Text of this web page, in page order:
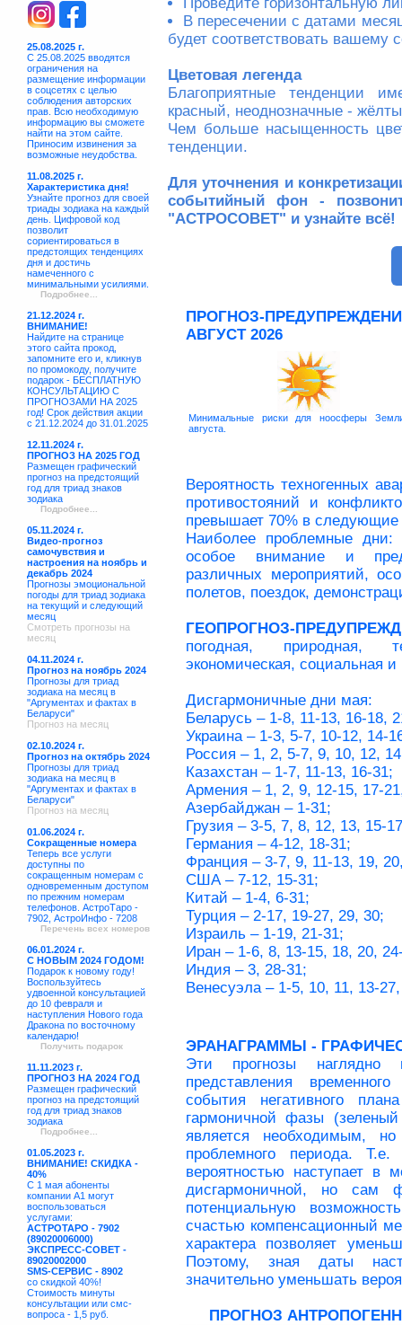
25.08.2025 г.
С 25.08.2025 вводятся
ограничения на
размещение информации
в соцсетях с целью
соблюдения авторских
прав. Всю необходимую
информацию вы сможете
найти на этом сайте.
Приносим извинения за
возможные неудобства.
11.08.2025 г.
Характеристика дня!
Узнайте прогноз для своей
триады зодиака на каждый
день. Цифровой код
позволит
сориентироваться в
предстоящих тенденциях
дня и достичь
намеченного с
минимальными усилиями.
Подробнее...
21.12.2024 г.
ВНИМАНИЕ!
Найдите на странице
этого сайта прокод,
запомните его и, кликнув
по промокоду, получите
подарок - БЕСПЛАТНУЮ
КОНСУЛЬТАЦИЮ С
ПРОГНОЗАМИ НА 2025
год! Срок действия акции
с 21.12.2024 до 31.01.2025
12.11.2024 г.
ПРОГНОЗ НА 2025 ГОД
Размещен графический
прогноз на предстоящий
год для триад знаков
зодиака
Подробнее...
05.11.2024 г.
Видео-прогноз
самочувствия и
настроения на ноябрь и
декабрь 2024
Прогнозы эмоциональной
погоды для триад зодиака
на текущий и следующий
месяц
Смотреть прогнозы на
месяц
04.11.2024 г.
Прогноз на ноябрь 2024
Прогнозы для триад
зодиака на месяц в
"Аргументах и фактах в
Беларуси"
Прогноз на месяц
02.10.2024 г.
Прогноз на октябрь 2024
Прогнозы для триад
зодиака на месяц в
"Аргументах и фактах в
Беларуси"
Прогноз на месяц
01.06.2024 г.
Сокращенные номера
Теперь все услуги
доступны по
сокращенным номерам с
одновременным доступом
по прежним номерам
телефонов. АстроТаро -
7902, АстроИнфо - 7208
Перечень всех номеров
06.01.2024 г.
С НОВЫМ 2024 ГОДОМ!
Подарок к новому году!
Воспользуйтесь
удвоенной консультацией
до 10 февраля и
наступления Нового года
Дракона по восточному
календарю!
Получить подарок
11.11.2023 г.
ПРОГНОЗ НА 2024 ГОД
Размещен графический
прогноз на предстоящий
год для триад знаков
зодиака
Подробнее...
01.05.2023 г.
ВНИМАНИЕ! СКИДКА -
40%
С 1 мая абоненты
компании А1 могут
воспользоваться
услугами:
АСТРОТАРО - 7902
(89020006000)
ЭКСПРЕСС-СОВЕТ -
89020002000
SMS-СЕРВИС - 8902
со скидкой 40%!
Стоимость минуты
консультации или смс-
вопроса - 1,5 руб.
В пересечении с датами
будет соответствовать вашему
Цветовая легенда
Благоприятные тенденции
красный, неоднозначные -
Чем больше насыщенность
тенденции.
Для уточнения и
событийный фон -
"АСТРОСОВЕТ" и узнайте всё!
ПРОГНОЗ-
АВГУСТ 2026
Минимальные риски для ноосферы
августа.
Вероятность техногенных
противостояний и
превышает 70% в следующие
Наиболее проблемные
особое внимание и
различных мероприятий,
полетов, поездок,
ГЕОПРОГНОЗ-
погодная, природная,
экономическая, социальная
Дисгармоничные дни мая:
Беларусь – 1-8, 11-13, 16-18,
Украина – 1-3, 5-7, 10-12, 14-
Россия – 1, 2, 5-7, 9, 10, 12,
Казахстан – 1-7, 11-13, 16-31;
Армения – 1, 2, 9, 12-15, 17-
Азербайджан – 1-31;
Грузия – 3-5, 7, 8, 12, 13, 15-
Германия – 4-12, 18-31;
Франция – 3-7, 9, 11-13, 19,
США – 7-12, 15-31;
Китай – 1-4, 6-31;
Турция – 2-17, 19-27, 29, 30;
Израиль – 1-19, 21-31;
Иран – 1-6, 8, 13-15, 18, 20,
Индия – 3, 28-31;
Венесуэла – 1-5, 10, 11, 13-
ЭРАНАГРАММЫ -
Эти прогнозы наглядно
представления
события негативного
гармоничной фазы
является необходимым, но
проблемного периода.
вероятностью наступает в
дисгармоничной, но сам
потенциальную
счастью компенсационный
характера позволяет
Поэтому, зная даты
значительно уменьшать
ПРОГНОЗ